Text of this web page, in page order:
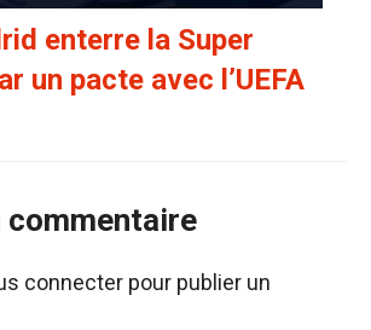
enterre la Super
un pacte avec l’UEFA
commentaire
connecter pour publier un